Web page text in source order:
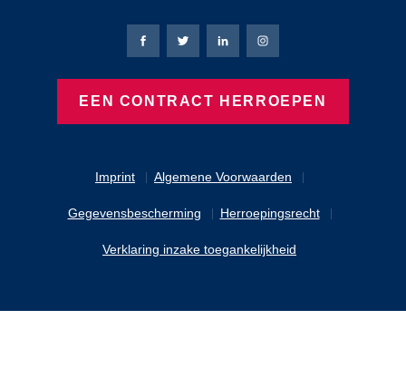
Imprint Algemene Voorwaarden
Gegevensbescherming Herroepingsrecht
Verklaring inzake toegankelijkheid
Bierbaum-Proenen Facebook-pagina
Bierbaum-Proenen X-pagina
Bierbaum-Proenen
Bierbaum-Proenen
EEN CONTRACT HERROEPEN